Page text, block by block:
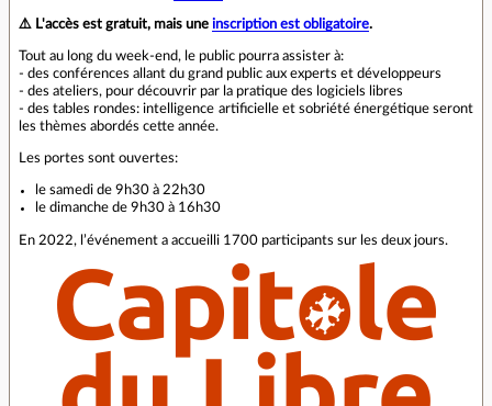
⚠️ L'accès est gratuit, mais une inscription est obligatoire.
Tout au long du week-end, le public pourra assister à:
- des conférences allant du grand public aux experts et développeurs
- des ateliers, pour découvrir par la pratique des logiciels libres
- des tables rondes: intelligence artificielle et sobriété énergétique seront
les thèmes abordés cette année.
Les portes sont ouvertes:
le samedi de 9h30 à 22h30
le dimanche de 9h30 à 16h30
En 2022, l’événement a accueilli 1700 participants sur les deux jours.